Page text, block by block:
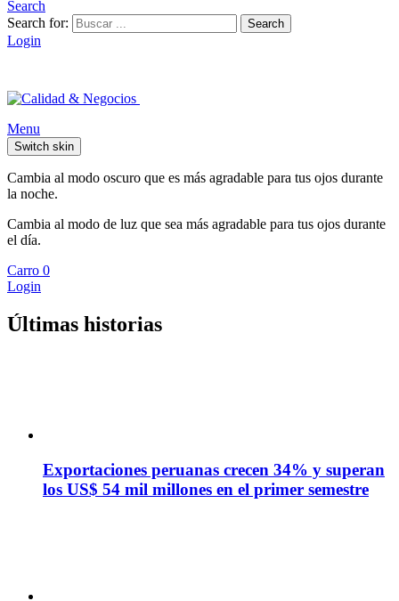
Search
Search for:
Search
Login
Menu
Switch skin
Cambia al modo oscuro que es más agradable para tus ojos durante
la noche.
Cambia al modo de luz que sea más agradable para tus ojos durante
el día.
Carro 0
Login
Últimas historias
Exportaciones peruanas crecen 34% y superan
los US$ 54 mil millones en el primer semestre